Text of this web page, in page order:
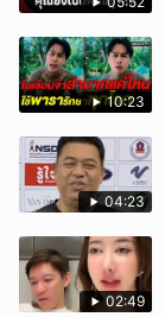
10:23
04:23
02:49